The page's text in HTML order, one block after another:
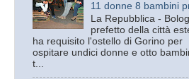
11 donne 8 bambini
La Repubblica -
prefetto della città
ha requisito l'ostello di Gorino per
ospitare undici donne e otto
t...